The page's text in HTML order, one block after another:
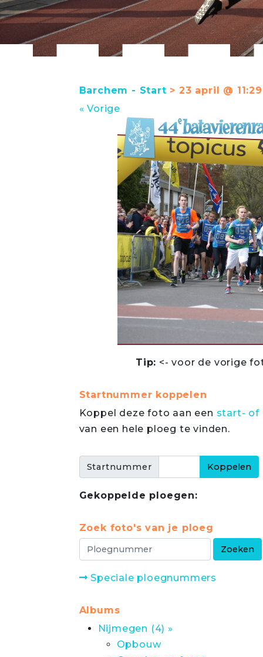
Barchem - Start > 23 april @
« Vorige
Tip: <- voor de vorige
Startnummer koppelen
Koppel deze foto aan een start- of
van een hele ploeg te vinden.
Startnummer
Gekoppelde ploegen:
Zoek foto's van je ploeg
Speciale ploegnummers
Albums
Nijmegen (4) »
Opbouw